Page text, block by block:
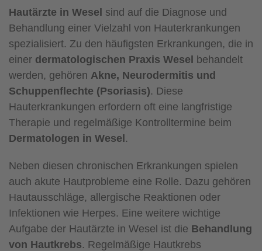
Hautärzte in Wesel sind auf die Diagnose und
Behandlung einer Vielzahl von Hauterkrankungen
spezialisiert. Zu den häufigsten Erkrankungen, die in
einer dermatologischen Praxis Wesel behandelt
werden, gehören Akne, Neurodermitis und
Schuppenflechte (Psoriasis). Diese
Hauterkrankungen erfordern oft eine langfristige
Therapie und regelmäßige Kontrolltermine beim
Dermatologen in Wesel.
Neben diesen chronischen Erkrankungen spielen
auch akute Hautprobleme eine Rolle. Dazu gehören
Hautausschläge, allergische Reaktionen oder
Infektionen wie Herpes. Eine weitere wichtige
Aufgabe der Hautärzte in Wesel ist die Behandlung
von Hautkrebs. Regelmäßige Hautkrebs